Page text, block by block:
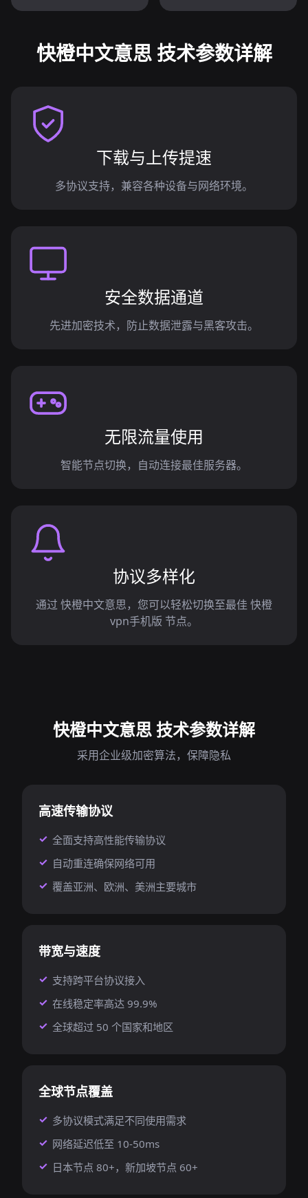
快橙中文意思 技术参数详解
下载与上传提速
多协议支持，兼容各种设备与网络环境。
安全数据通道
先进加密技术，防止数据泄露与黑客攻击。
无限流量使用
智能节点切换，自动连接最佳服务器。
协议多样化
通过 快橙中文意思，您可以轻松切换至最佳 快橙
vpn手机版 节点。
快橙中文意思 技术参数详解
采用企业级加密算法，保障隐私
高速传输协议
全面支持高性能传输协议
自动重连确保网络可用
覆盖亚洲、欧洲、美洲主要城市
带宽与速度
支持跨平台协议接入
在线稳定率高达 99.9%
全球超过 50 个国家和地区
全球节点覆盖
多协议模式满足不同使用需求
网络延迟低至 10-50ms
日本节点 80+，新加坡节点 60+